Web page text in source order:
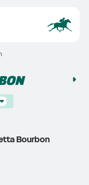
Bourbon